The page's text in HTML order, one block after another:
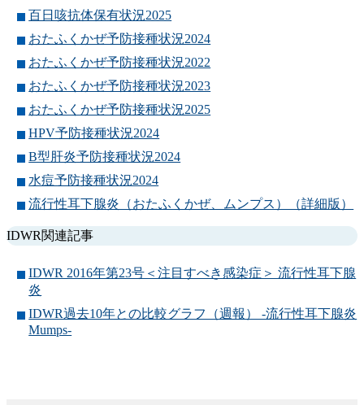
百日咳抗体保有状況2025
おたふくかぜ予防接種状況2024
おたふくかぜ予防接種状況2022
おたふくかぜ予防接種状況2023
おたふくかぜ予防接種状況2025
HPV予防接種状況2024
B型肝炎予防接種状況2024
水痘予防接種状況2024
流行性耳下腺炎（おたふくかぜ、ムンプス）（詳細版）
IDWR関連記事
IDWR 2016年第23号＜注目すべき感染症＞ 流行性耳下腺
炎
IDWR過去10年との比較グラフ（週報） -流行性耳下腺炎
Mumps-